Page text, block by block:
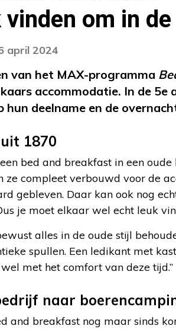
om in
april 2024
van het MAX-programma
accommodatie. In de 5e
hun deelname en de
1870
bed and breakfast in een
ze compleet verbouwd voor de
gebleven. Daar kan ook nog
je moet elkaar wel echt leuk
alles in de oude stijl
spullen. Een ledikant met
met het comfort van deze tijd.”
naar
and breakfast nog maar sinds